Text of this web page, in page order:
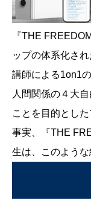
『THE
ップの体系化さ
講師による1on1
人間関係の４大
ことを目的とした
事実、『THE
生は、このような